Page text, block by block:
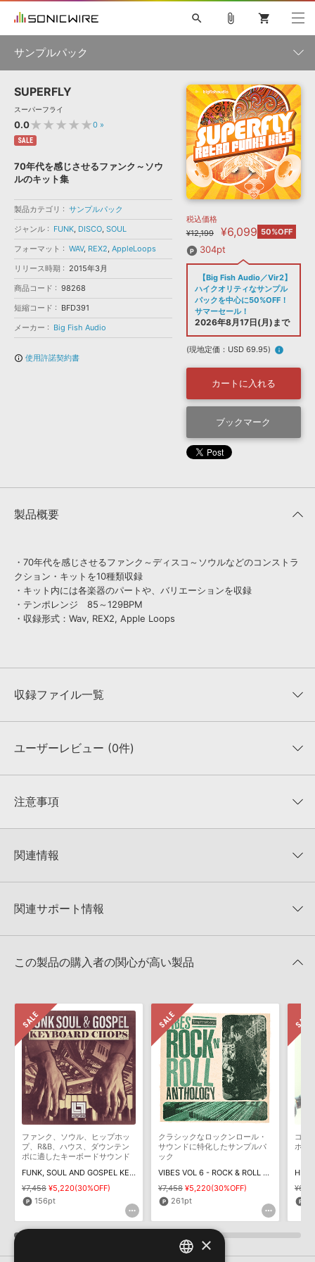
ソフト音源 »
プラグイン・エフェクト »
ソフトウェア／ツール »
DAW »
効果音 »
BGM »
特集 »
ニュースレター »
SONICWIREブログ »
製品サポート情報 »
DTMガイド »
FAQ »
お問い合わせ »
音楽カード
楽曲配信流通サービス
無償のサウンド管理ソフト
次世代型 ボーカル・エディタ
映像のBGM・セリフを音声分離
search
初音ミク NT 巡音ルカ V4X
MEIKO V3
KAITO V3
TOONTRACK
SPITFIRE AUDIO
VIENNA
EZ DRUMMER 3
ライセンスフリーBGM
ボーカル抜き出し
DUBSTEP
ELECTRONICA
EDM TRANCE MUTANT
ROUTER.FM
ソフト音源 プラグイン・エフェクト
ソフトウェア／ツール 効果音
attach_file shopping_cart
サンプルパック
製品一覧
メーカー
フォーマット
ランキング
SUPERFLY
スーパーフライ
0.0★★★★★0 »
SALE
70年代を感じさせるファンク～ソウ
ルのキット集
製品カテゴリ
サンプルパック
ジャンル
FUNK, DISCO, SOUL
フォーマット
WAV, REX2, AppleLoops
リリース時期
2015年3月
商品コード
98268
短縮コード
BFD391
メーカー
Big Fish Audio
info_outline 使用許諾契約書
税込価格
¥12,199
¥6,099 50%OFF
304pt
【Big Fish Audio／Vir2】
ハイクオリティなサンプル
パックを中心に50%OFF！
サマーセール！
2026年8月17日(月)まで
(現地定価：USD 69.95) info
カートに入れる
ブックマーク
製品概要
・70年代を感じさせるファンク～ディスコ～ソウルなどのコンストラ
クション・キットを10種類収録
・キット内には各楽器のパートや、バリエーションを収録
・テンポレンジ 85～129BPM
・収録形式：Wav, REX2, Apple Loops
収録ファイル一覧
収録ファイル一覧
ユーザーレビュー (0件)
★★★★★
★5
★4
★1
0%
注意事項
KONTAKTフォーマットは、
でお使いいただけます。無償版のKONTAKT PLAYERではお使いい
4GBを超えるデータに関するご注意：
FAT32でフォーマットされた
きます際には、NTFSやHFS＋でフォーマットされたHDDをご用意
いただく必要がございます。
知らせするメールの2通が送信されます。メールに記載されており
ます説明に沿って、製品のダウンロード／導入を行って下さい。
サンプルパック製品には、原則として日本語版操作マニュアルをご
用意しておりません。ご購入後のご不明点や詳細に関するお問い合
わせなどはテクニカルサポート
までご連絡ください。
デモソングは、製品収録サウンドを使ってできることを紹介するた
めのデモンストレーション用の楽曲です。原則として、デモソング
そのものをお使いいただくことはできません。また、デモソングを
構成する全てのサウンドが、サンプルパックに含まれていることを
保証するものではありません。
しかねます。
関連情報
に50%OFF！サマーセール！
関連サポート情報
方法
2022.06.06
Reason Studios社「Reason」及び関連ソフトでのプリセット追
加方法
マークのついた情報は、該当する製品のご購入ユーザー様専用となって
おります。ご覧頂くには、該当する製品をご購入頂く必要がございます。
SUPERFLYのサポート情報
この製品の購入者の関心が高い製品
ファンク、ソウル、ヒップホッ
プ、R&B、ハウス、ダウンテン
ポに適したキーボードサウンド
FUNK, SOUL AND GOSPEL KEYBOARD CHOPS
¥7,458 ¥5,220(30%OFF)
156pt
クラシックなロックンロール・
サウンドに特化したサンプルパ
ック
VIBES VOL 6 - ROCK & ROLL ANTHOLOGY
¥7,458 ¥5,220(30%OFF)
261pt
ゴー
ホッ
HIP
×